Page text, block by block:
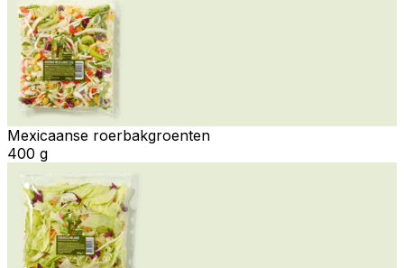
Mexicaanse roerbakgroenten
400 g